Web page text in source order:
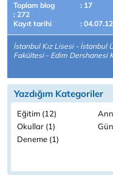
Toplam blog
: 17
: 272
Kayıt tarihi
: 04.07.12
İstanbul Kız Lisesi - İstanbul
Fakültesi - Edim Dershanesi
Yazdığım Kategoriler
Eğitim (12)
Okullar (1)
Deneme (1)